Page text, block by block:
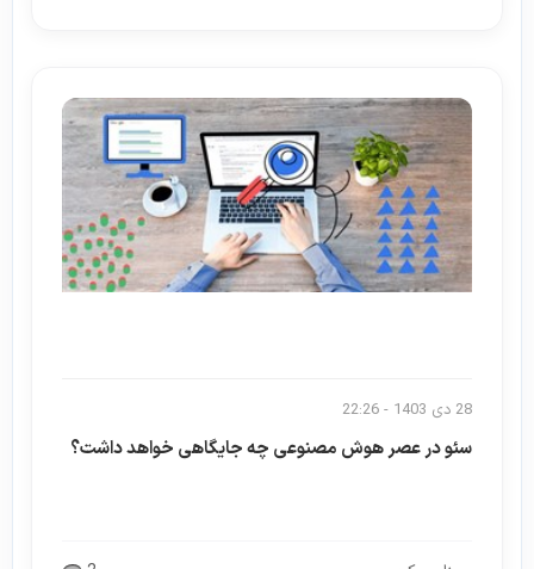
28 دی 1403 - 22:26
سئو در عصر هوش مصنوعی چه جایگاهی خواهد داشت؟